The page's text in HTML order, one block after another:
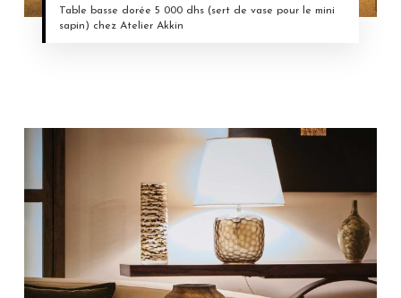
Table basse dorée 5 000 dhs (sert de vase pour le mini
sapin) chez Atelier Akkin